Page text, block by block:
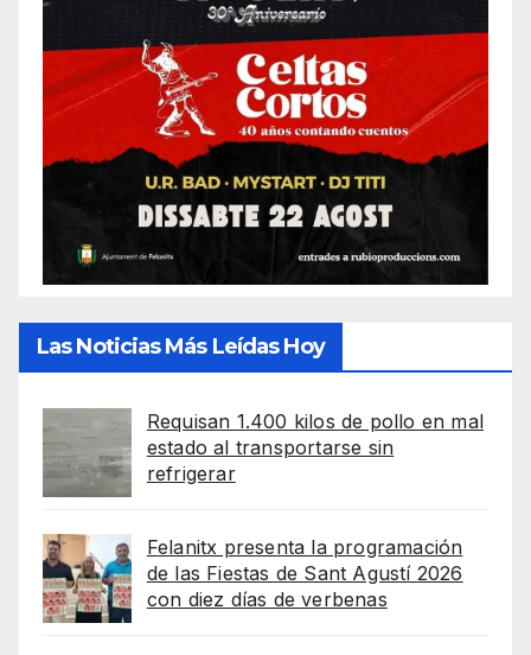
Las Noticias Más Leídas Hoy
Requisan 1.400 kilos de pollo en mal
estado al transportarse sin
refrigerar
Felanitx presenta la programación
de las Fiestas de Sant Agustí 2026
con diez días de verbenas